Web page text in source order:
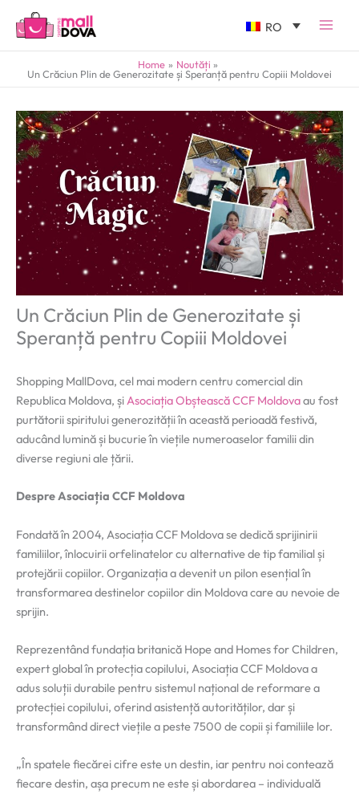
RO
Home Noutăți
Un Crăciun Plin de Generozitate și Speranță pentru Copiii Moldovei
Un Crăciun Plin de Generozitate și
Speranță pentru Copiii Moldovei
Shopping MallDova, cel mai modern centru comercial din
Republica Moldova, șiAsociația Obștească CCF Moldovaau fost
purtătorii spiritului generozității în această perioadă festivă,
aducând lumină și bucurie în viețile numeroaselor familii din
diverse regiuni ale țării.
Despre Asociația CCF Moldova
Fondată în 2004, Asociația CCF Moldova se dedică sprijinirii
familiilor, înlocuirii orfelinatelor cu alternative de tip familial și
protejării copiilor. Organizația a devenit un pilon esențial în
transformarea destinelor copiilor din Moldova care au nevoie de
sprijin.
Reprezentând fundația britanică Hope and Homes for Children,
expert global în protecția copilului, Asociația CCF Moldova a
adus soluții durabile pentru sistemul național de reformare a
protecției copilului, oferind asistență autorităților, dar și
transformând direct viețile a peste 7500 de copii și familiile lor.
„În spatele fiecărei cifre este un destin, iar pentru noi contează
fiecare destin, așa precum ne este și abordarea – individuală